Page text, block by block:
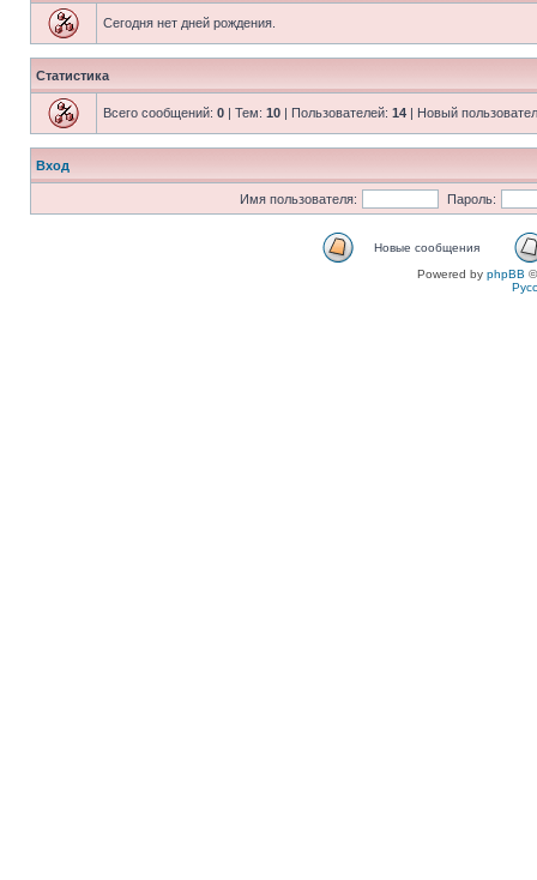
Сегодня нет дней рождения.
Статистика
Всего сообщений: 0 | Тем: 10 | Пользователей: 14 | Новый
Вход
Имя пользователя: Пароль:
Новые сообщения
Powered by phpBB